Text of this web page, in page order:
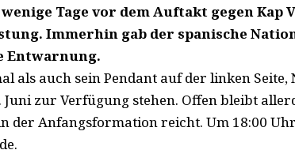
Tage vor dem Auftakt gegen Kap
Immerhin gab der spanische
Entwarnung.
als auch sein Pendant auf der linken
Juni zur Verfügung stehen. Offen bleibt
der Anfangsformation reicht. Um 18:00